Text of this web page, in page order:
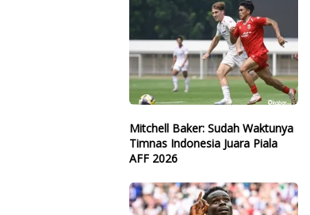
Mitchell Baker: Sudah Waktunya
Timnas Indonesia Juara Piala
AFF 2026